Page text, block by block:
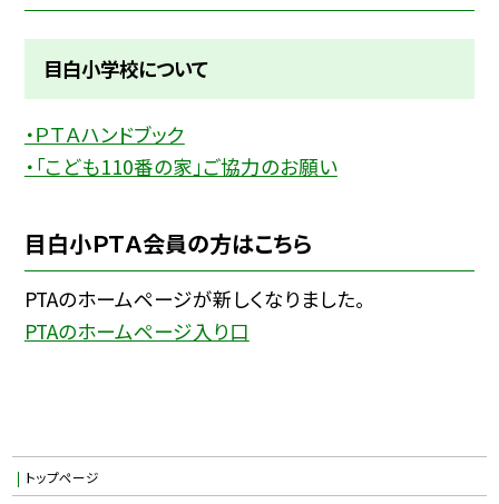
目白小学校について
・ＰＴＡハンドブック
・「こども110番の家」ご協力のお願い
目白小ＰＴＡ会員の方はこちら
PTAのホームページが新しくなりました。
PTAのホームページ入り口
トップページ